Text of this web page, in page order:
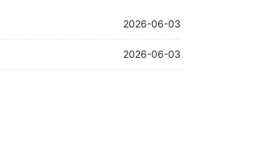
2026-06-03
2026-06-03